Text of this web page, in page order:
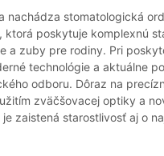
nachádza stomatologická
, ktorá poskytuje komplexnú
a zuby pre rodiny. Pri
technológie a aktuálne
odboru. Dôraz na
zväčšovacej optiky a
zaistená starostlivosť aj o